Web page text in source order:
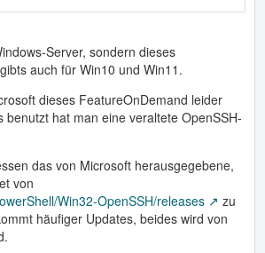
Server, sondern dieses
auch für Win10 und Win11.
dieses FeatureOnDemand leider
benutzt hat man eine veraltete OpenSSH-
das von Microsoft herausgegebene,
von
Win32-OpenSSH/releases
zu
häufiger Updates, beides wird von